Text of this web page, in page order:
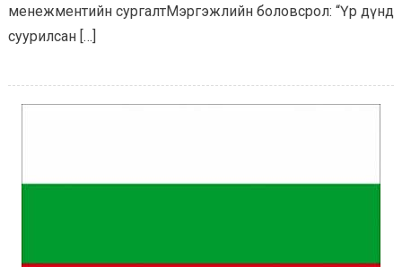
менежментийн сургалтМэргэжлийн боловсрол: “Үр дүнд
суурилсан […]